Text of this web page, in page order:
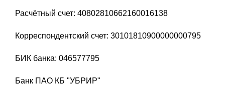
Расчётный счет: 40802810662160016138
Корреспондентский счет: 30101810900000000795
БИК банка: 046577795
Банк ПАО КБ "УБРИР"